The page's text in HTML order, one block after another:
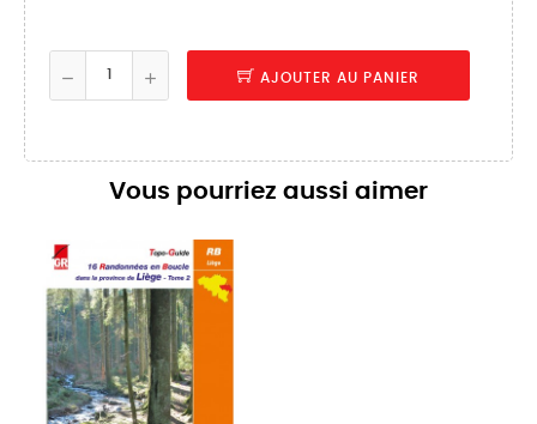
AJOUTER AU PANIER
Vous pourriez aussi aimer